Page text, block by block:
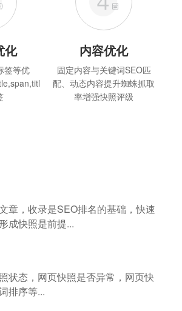
化
签等优
内容优化
固定内容与关键词SEO匹
配、动态内容提升蜘蛛抓取
率增强快照评级
章，收录是SEO排名的基础，快速
成快照是前提...
状态，网页快照是否异常，网页快
排序等...